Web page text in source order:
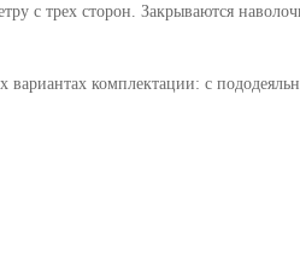
с трех сторон. Закрываются
вариантах комплектации: с